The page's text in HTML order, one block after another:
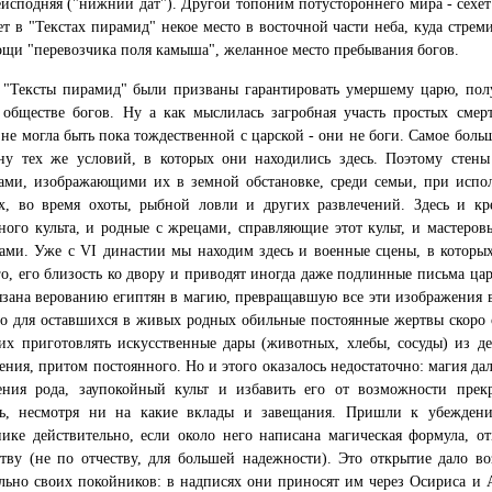
("нижний дат"). Другой топоним потустороннего мира -
в "Текстах пирамид" некое место в восточной части неба, куда
"перевозчика поля камыша", желанное место пребывания богов.
пирамид" были призваны гарантировать умершему царю,
богов. Ну а как мыслилась загробная участь простых
могла быть пока тождественной с царской - они не боги. Самое
тех же условий, в которых они находились здесь. Поэтому
изображающими их в земной обстановке, среди семьи, при
во время охоты, рыбной ловли и других развлечений. Здесь и
культа, и родные с жрецами, справляющие этот культ, и
Уже с VI династии мы находим здесь и военные сцены, в
его близость ко двору и приводят иногда даже подлинные письма
верованию египтян в магию, превращавшую все эти
для оставшихся в живых родных обильные постоянные жертвы
приготовлять искусственные дары (животных, хлебы, сосуды) из
притом постоянного. Но и этого оказалось недостаточно: магия
рода, заупокойный культ и избавить его от возможности
несмотря ни на какие вклады и завещания. Пришли к
действительно, если около него написана магическая
(не по отчеству, для большей надежности). Это открытие дало
своих покойников: в надписях они приносят им через Осириса